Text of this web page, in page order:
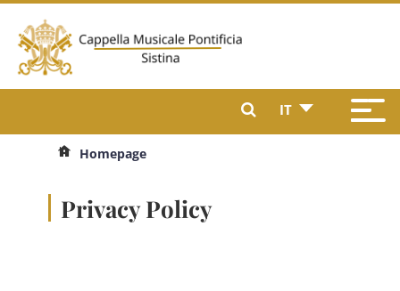
IT
Homepage
Privacy Policy